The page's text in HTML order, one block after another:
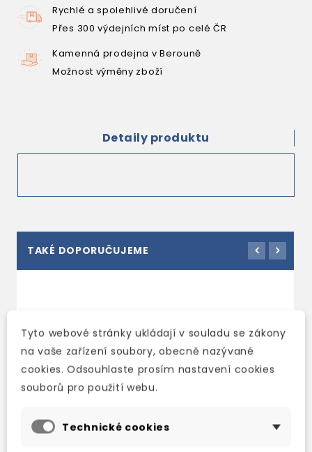
Rychlé a spolehlivé doručení
Přes 300 výdejních míst po celé ČR
Kamenná prodejna v Berouně
Možnost výměny zboží
Detaily produktu
TAKÉ DOPORUČUJEME
Tyto webové stránky ukládají v souladu se zákony
na vaše zařízení soubory, obecně nazývané
cookies. Odsouhlaste prosím nastavení cookies
souborů pro použití webu.
Technické cookies